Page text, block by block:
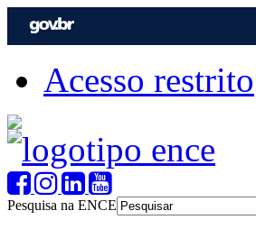
Acesso restrito
Pesquisa na ENCE